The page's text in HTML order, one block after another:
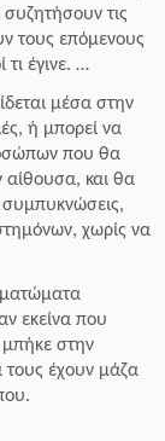
τις
τους επόμενους
τι έγινε. …
μέσα στην
ή μπορεί να
που θα
αίθουσα, και θα
χωρίς να
εκείνα που
στην
έχουν μάζα